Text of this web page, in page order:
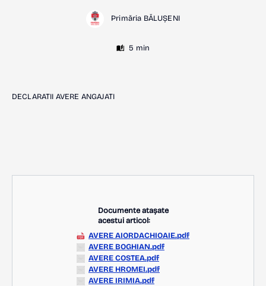
Primăria BĂLUȘENI
5 min
DECLARATII AVERE ANGAJATI
Documente atașate
acestui articol:
AVERE AIORDACHIOAIE.pdf
AVERE BOGHIAN.pdf
AVERE COSTEA.pdf
AVERE HROMEI.pdf
AVERE IRIMIA.pdf